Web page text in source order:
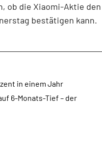
ob die Xiaomi-Aktie den
bestätigen kann.
in einem Jahr
6-Monats-Tief – der